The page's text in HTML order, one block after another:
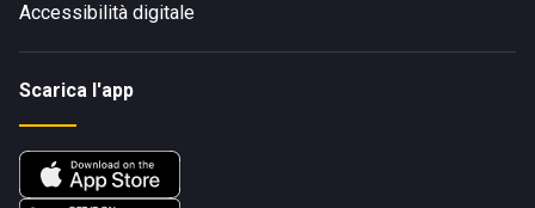
Accessibilità digitale
Scarica l'app